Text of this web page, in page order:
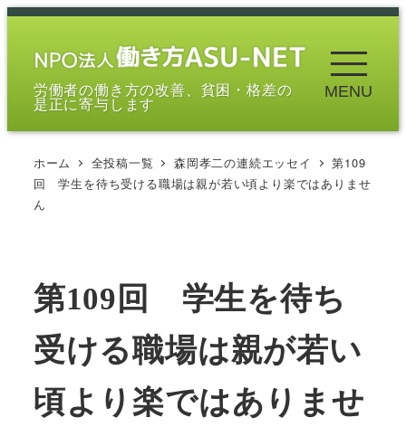
メ
労働者の働き方の改善、貧困・格差の
是正に寄与します
MENU
ホーム 全投稿一覧 森岡孝二の連続エッセイ
第109
回 学生を待ち受ける職場は親が若い頃より楽ではありませ
ん
第109回 学生を待ち
受ける職場は親が若い
頃より楽ではありませ